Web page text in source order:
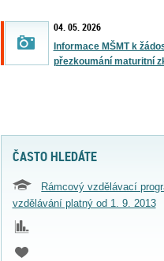
04. 05. 2026
Informace MŠMT k
přezkoumání maturitní
ČASTO HLEDÁTE
Rámcový vzdělávací
vzdělávání platný od 1. 9. 2013